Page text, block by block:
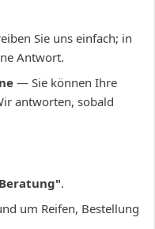
Sie uns einfach; in
Antwort.
— Sie können Ihre
antworten, sobald
.
um Reifen, Bestellung